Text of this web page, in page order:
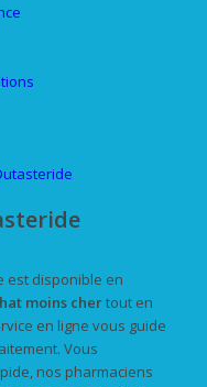
est disponible en
moins chertout en
en ligne vous guide
Vous
nos pharmaciens